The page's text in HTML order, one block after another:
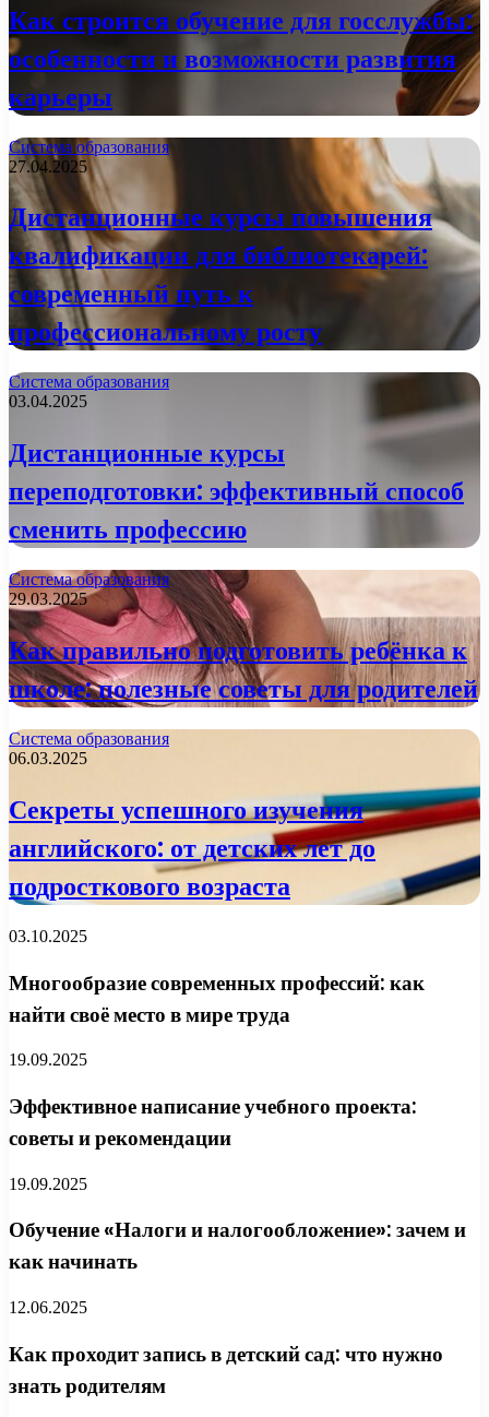
Как строится обучение для госслужбы:
особенности и возможности развития
карьеры
Система образования
27.04.2025
Дистанционные курсы повышения
квалификации для библиотекарей:
современный путь к
профессиональному росту
Система образования
03.04.2025
Дистанционные курсы
переподготовки: эффективный способ
сменить профессию
Система образования
29.03.2025
Как правильно подготовить ребёнка к
школе: полезные советы для родителей
Система образования
06.03.2025
Секреты успешного изучения
английского: от детских лет до
подросткового возраста
03.10.2025
Многообразие современных профессий: как
найти своё место в мире труда
19.09.2025
Эффективное написание учебного проекта:
советы и рекомендации
19.09.2025
Обучение «Налоги и налогообложение»: зачем и
как начинать
12.06.2025
Как проходит запись в детский сад: что нужно
знать родителям